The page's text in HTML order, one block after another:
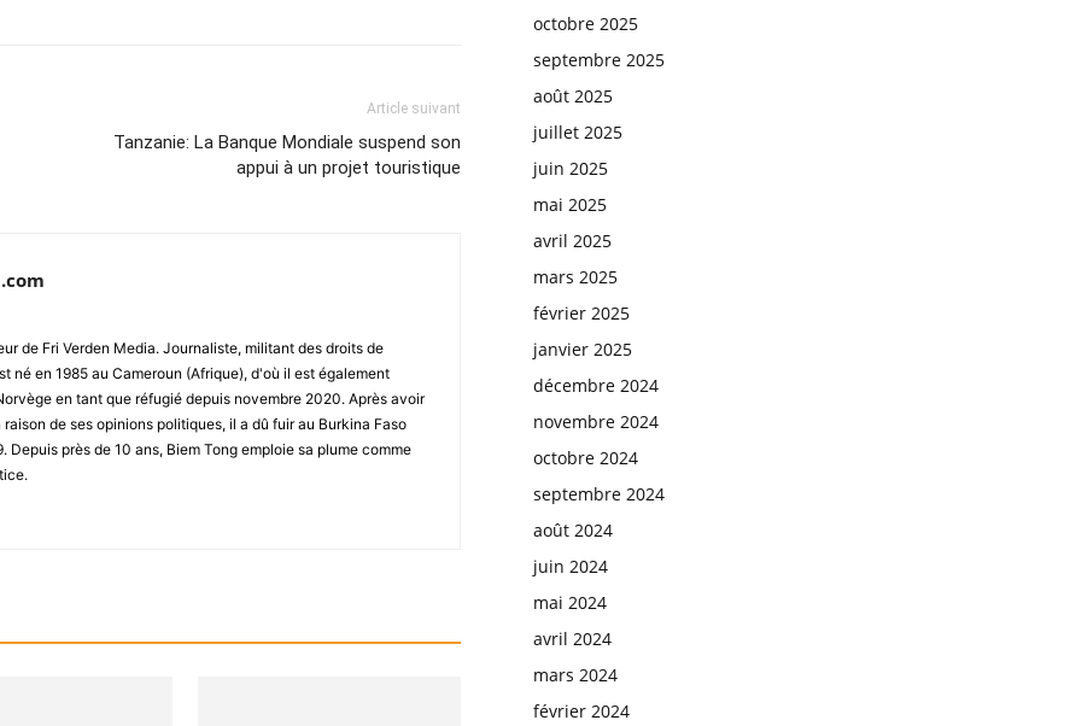
Article suivant
Tanzanie: La Banque Mondiale suspend son
appui à un projet touristique
de Fri Verden Media. Journaliste, militant des droits de
né en 1985 au Cameroun (Afrique), d'où il est également
en tant que réfugié depuis novembre 2020. Après avoir
de ses opinions politiques, il a dû fuir au Burkina Faso
Depuis près de 10 ans, Biem Tong emploie sa plume comme
octobre 2025
septembre 2025
août 2025
juillet 2025
juin 2025
mai 2025
avril 2025
mars 2025
février 2025
janvier 2025
décembre 2024
novembre 2024
octobre 2024
septembre 2024
août 2024
juin 2024
mai 2024
avril 2024
mars 2024
février 2024